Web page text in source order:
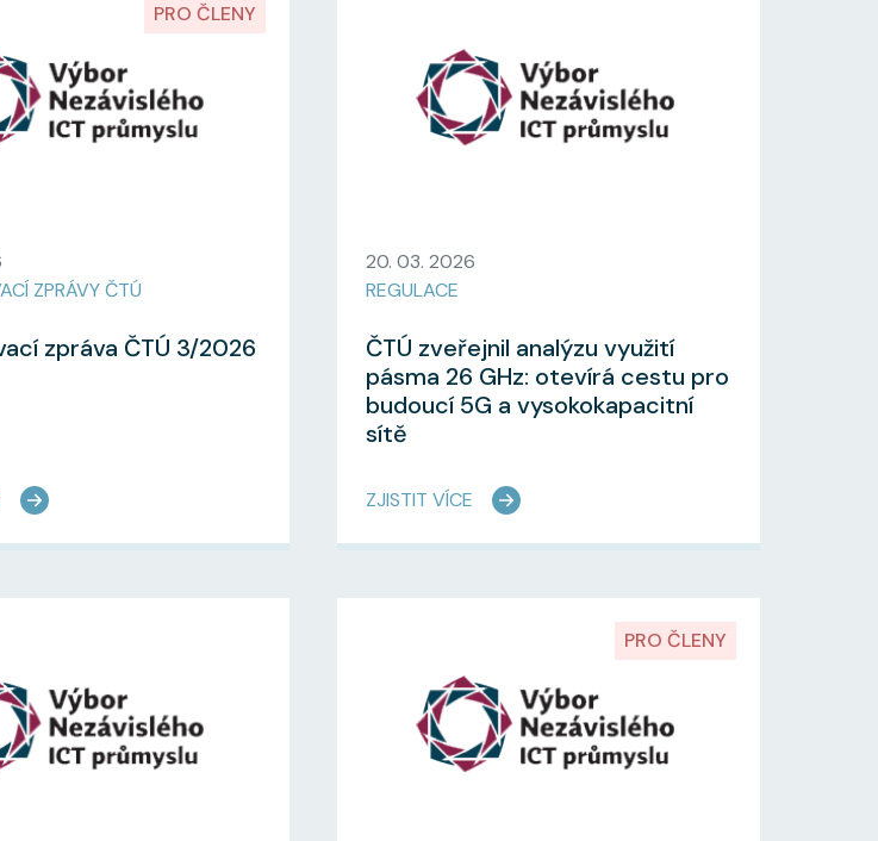
PRO ČLENY
ZPRÁVY ČTÚ
zpráva ČTÚ 3/2026
20. 03. 2026
REGULACE
ČTÚ zveřejnil analýzu využití
pásma 26 GHz: otevírá cestu pro
budoucí 5G a vysokokapacitní
sítě
ZJISTIT VÍCE
PRO ČLENY